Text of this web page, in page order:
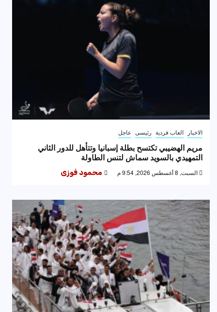
الاخبار العاب فردية رئيسى عاجل
مريم الهضيبي تكتسح بطلة إسبانيا وتتأهل للدور الثاني
التمهيدي بالسويد سماش لتنس الطاولة
السبت, 8 أغسطس 2026, 9:54 م محمود فوزى